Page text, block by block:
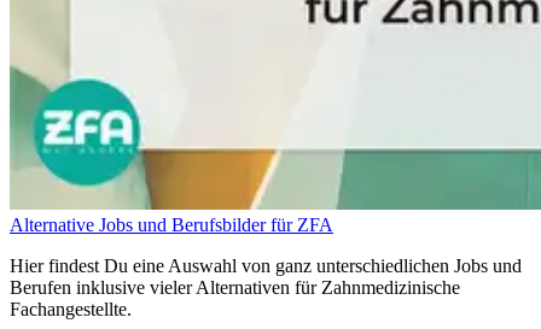
Alternative Jobs und Berufsbilder für ZFA
Hier findest Du eine Auswahl von ganz unterschiedlichen Jobs und
Berufen inklusive vieler Alternativen für Zahnmedizinische
Fachangestellte.